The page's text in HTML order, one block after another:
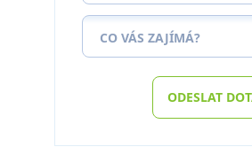
CO VÁS ZAJÍMÁ?
ODESLAT